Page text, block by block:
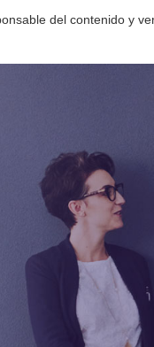
del contenido y